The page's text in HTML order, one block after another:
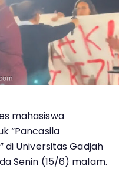
mahasiswa
“Pancasila
di Universitas Gadjah
Senin (15/6) malam.